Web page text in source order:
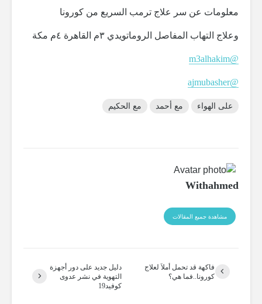
معلومات عن سر علاج ترمب السريع من كورونا
وعلاج التهاب المفاصل الروماتويدي ٣م القاهرة ٤م مكة
@
m3alhakim
@
ajmubasher
على الهواء مع أحمد مع الحكيم
Withahmed
مشاهدة جميع المقالات
فاكهة قد تحمل أملاَ لعلاج
كورونا..فما هي؟
دليل جديد على دور أجهزة
التهوية في نشر عدوى
كوفيد19